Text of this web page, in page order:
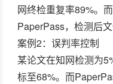
网终检重复率89%。
PaperPass，检测后
案例2：误判率控制
某论文在知网检测为
标至68%。而